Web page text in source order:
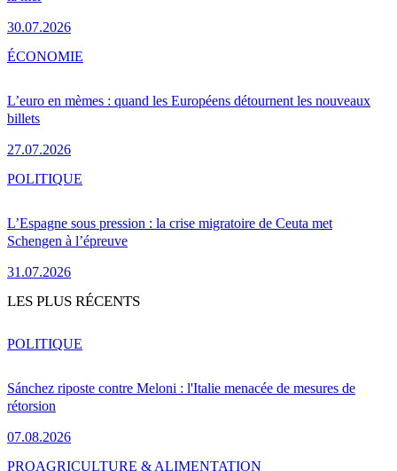
30.07.2026
L’euro en mèmes : quand les Européens détournent les nouveaux
billets
27.07.2026
ÉCONOMIE
L’Espagne sous pression : la crise migratoire de Ceuta met
Schengen à l’épreuve
31.07.2026
POLITIQUE
LES PLUS RÉCENTS
Sánchez riposte contre Meloni : l'Italie menacée de mesures de
rétorsion
07.08.2026
POLITIQUE
PROAGRICULTURE & ALIMENTATION